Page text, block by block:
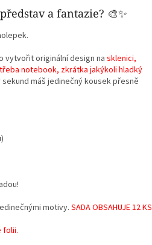
a fantazie? 🎨✨
vytvořit originální design na sklenici,
notebook, zkrátka jakýkoli hladký
máš jedinečný kousek přesně
motivy.SADA OBSAHUJE 12 KS
folii.